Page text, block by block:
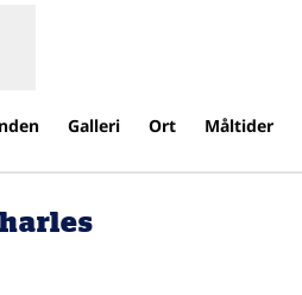
Galleri Ort Måltider